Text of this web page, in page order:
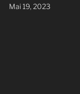
Mai 19, 2023